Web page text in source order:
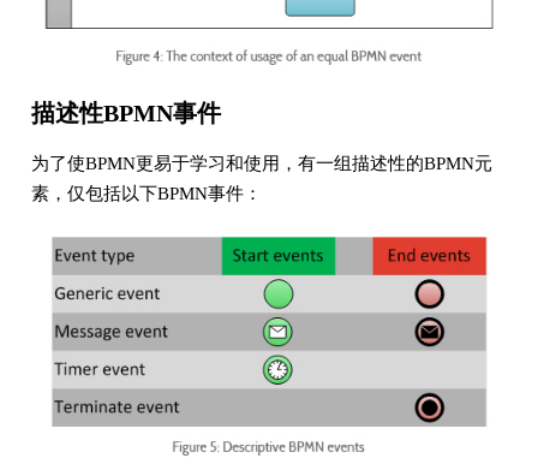
描述性BPMN事件
为了使BPMN更易于学习和使用，有一组描述性的BPMN元
素，仅包括以下BPMN事件：